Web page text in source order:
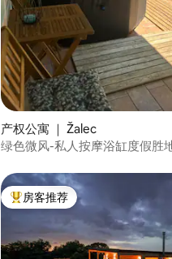
产权公寓 ｜ Žalec
绿色微风-私人按摩浴缸度假胜
热门「房客推荐」
房客推荐